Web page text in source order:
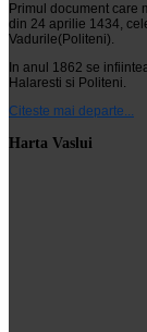
Primul document care
din 24 aprilie 1434,
Vadurile(Politeni).
In anul 1862 se
Halaresti si Politeni.
Citeste mai departe...
Harta Vaslui